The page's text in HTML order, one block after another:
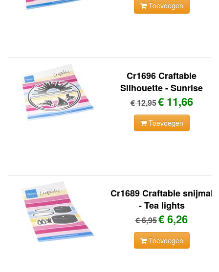
Toevoegen
Cr1696 Craftable
Silhouette - Sunrise
€ 12,95€ 11,66
Toevoegen
Cr1689 Craftable snijmal
- Tea lights
€ 6,95€ 6,26
Toevoegen